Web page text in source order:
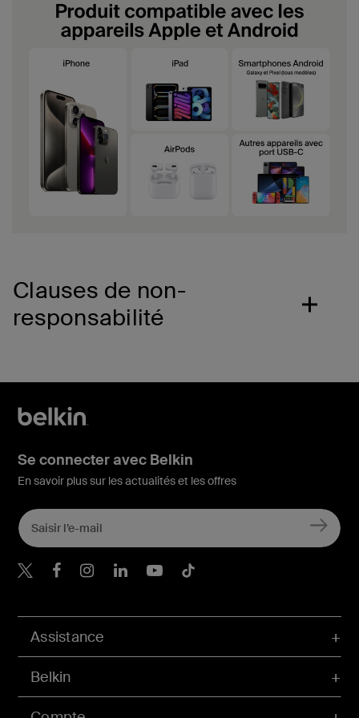
Clauses de non-
responsabilité
Assistance
Belkin
Se connecter avec Belkin
En savoir plus sur les actualités et les offres
Belkin Twitter
Belkin Facebook
Belkin Instagram
Belkin LinkedIn
Belkin Youtube
Belkin TikTok